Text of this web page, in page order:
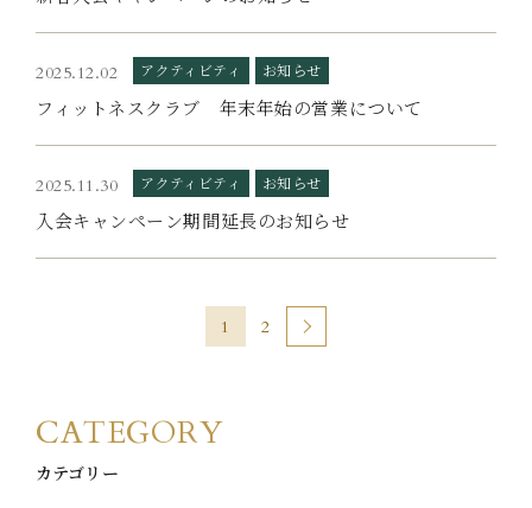
2025.12.02 アクティビティ お知らせ
フィットネスクラブ 年末年始の営業について
2025.11.30 アクティビティ お知らせ
入会キャンペーン期間延長のお知らせ
1 2
CATEGORY
カテゴリー